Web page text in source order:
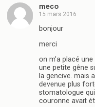
meco
15 mars 2016
bonjour
merci
on m’a placé
une petite gêne
la gencive. mais
devenue plus
stomatologue
couronne avait